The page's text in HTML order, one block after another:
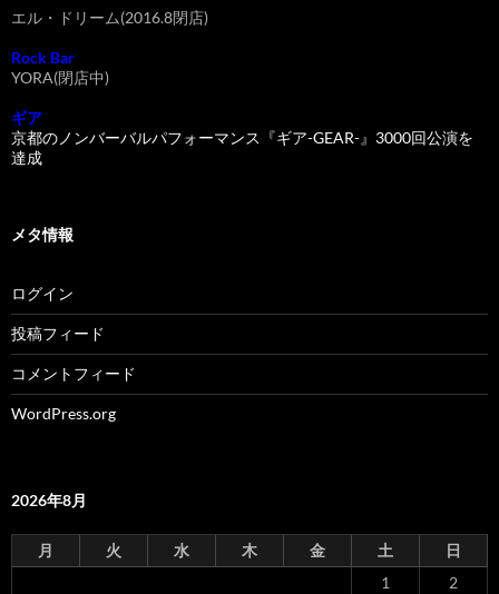
エル・ドリーム(2016.8閉店)
Rock Bar
YORA(閉店中)
ギア
京都のノンバーバルパフォーマンス『ギア-GEAR-』3000回公演を
達成
メタ情報
ログイン
投稿フィード
コメントフィード
WordPress.org
2026年8月
月 火 水 木 金 土
日
1
2